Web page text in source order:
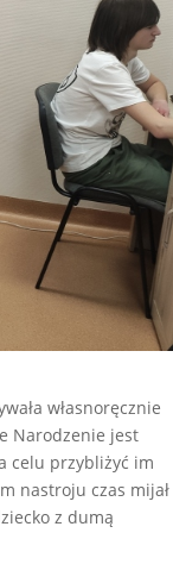
własnoręcznie
Narodzenie jest
celu przybliżyć im
nastroju czas mijał
z dumą